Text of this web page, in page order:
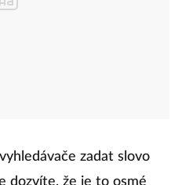
zadat slovo
dozvíte, že je to osmé